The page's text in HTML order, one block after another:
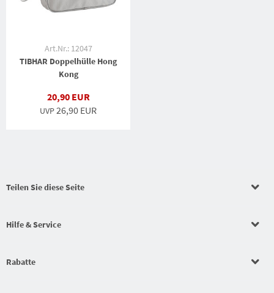
Art.Nr.: 12047
TIBHAR Doppelhülle Hong
Kong
20,90 EUR
UVP26,90 EUR
Teilen Sie diese Seite
Hilfe & Service
Rabatte